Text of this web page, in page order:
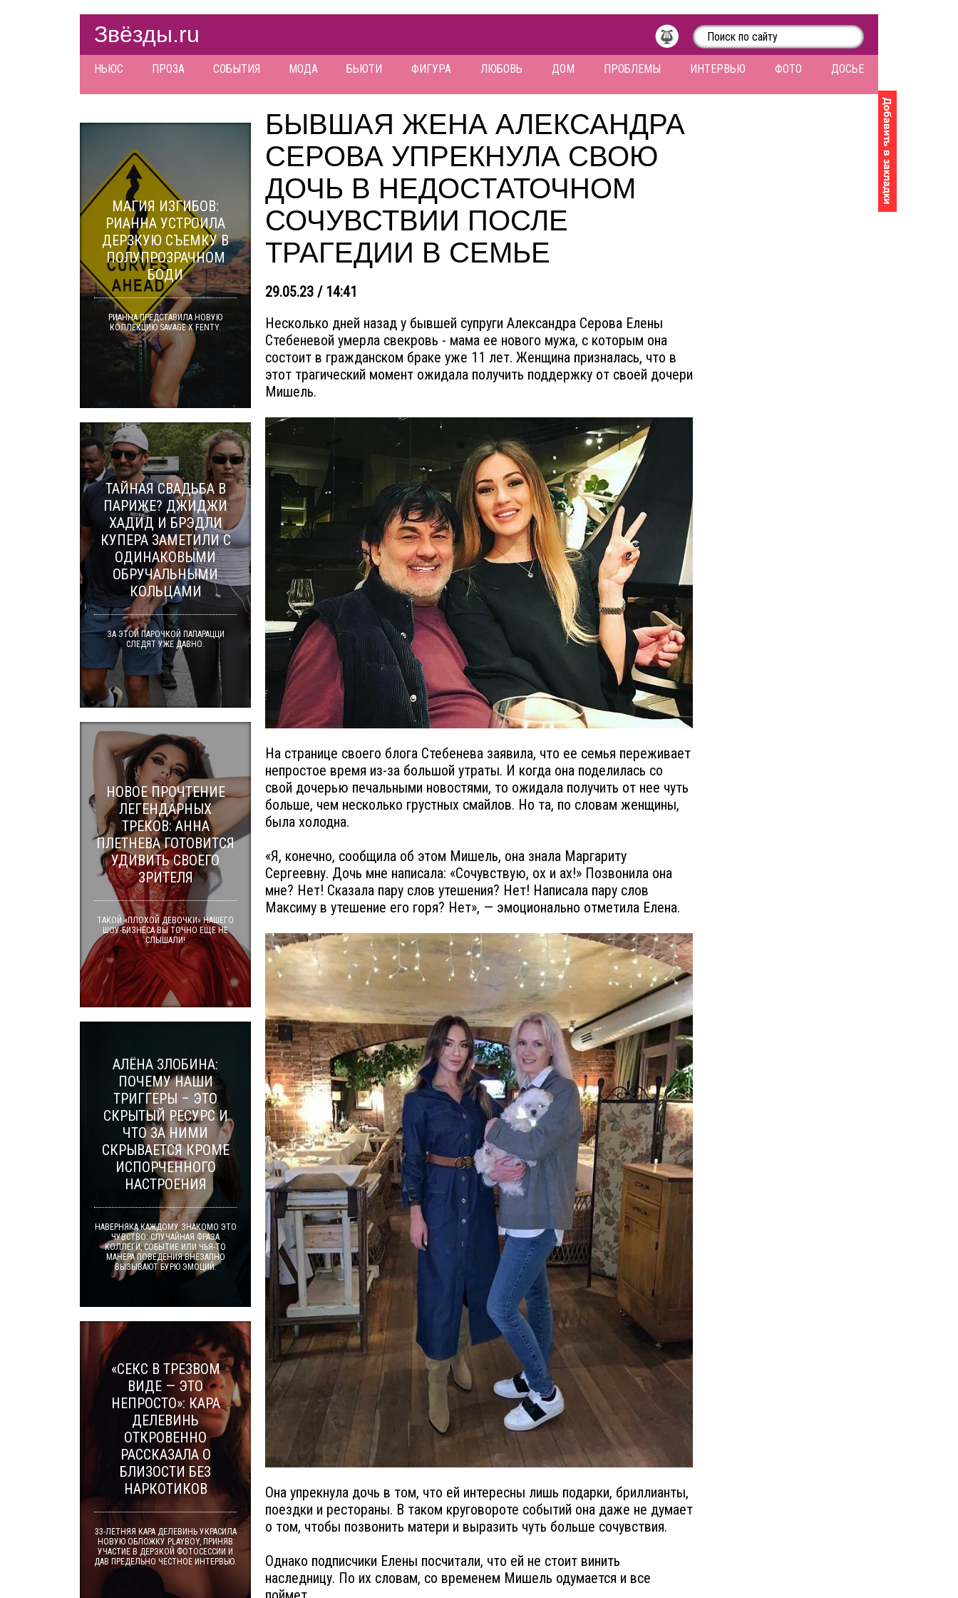
Звёзды.ru
НЬЮС ПРОЗА СОБЫТИЯ МОДА БЬЮТИ ФИГУРА ЛЮБОВЬ ДОМ ПРОБЛЕМЫ ИНТЕРВЬЮ ФОТО ДОСЬЕ
БЫВШАЯ ЖЕНА АЛЕКСАНДРА
СЕРОВА УПРЕКНУЛА СВОЮ
ДОЧЬ В НЕДОСТАТОЧНОМ
СОЧУВСТВИИ ПОСЛЕ
ТРАГЕДИИ В СЕМЬЕ
29.05.23 / 14:41
Несколько дней назад у бывшей супруги Александра Серова Елены
Стебеневой умерла свекровь - мама ее нового мужа, с которым она
состоит в гражданском браке уже 11 лет. Женщина призналась, что в
этот трагический момент ожидала получить поддержку от своей дочери
Мишель.
На странице своего блога Стебенева заявила, что ее семья переживает
непростое время из-за большой утраты. И когда она поделилась со
свой дочерью печальными новостями, то ожидала получить от нее чуть
больше, чем несколько грустных смайлов. Но та, по словам женщины,
была холодна.
«Я, конечно, сообщила об этом Мишель, она знала Маргариту
Сергеевну. Дочь мне написала: «Сочувствую, ох и ах!» Позвонила она
мне? Нет! Сказала пару слов утешения? Нет! Написала пару слов
Максиму в утешение его горя? Нет», — эмоционально отметила Елена.
Она упрекнула дочь в том, что ей интересны лишь подарки, бриллианты,
поездки и рестораны. В таком круговороте событий она даже не думает
о том, чтобы позвонить матери и выразить чуть больше сочувствия.
Однако подписчики Елены посчитали, что ей не стоит винить
наследницу. По их словам, со временем Мишель одумается и все
МАГИЯ ИЗГИБОВ:
РИАННА УСТРОИЛА
ДЕРЗКУЮ СЪЕМКУ В
ПОЛУПРОЗРАЧНОМ
БОДИ
РИАННА ПРЕДСТАВИЛА НОВУЮ
КОЛЛЕКЦИЮ SAVAGE X FENTY.
ТАЙНАЯ СВАДЬБА В
ПАРИЖЕ? ДЖИДЖИ
ХАДИД И БРЭДЛИ
КУПЕРА ЗАМЕТИЛИ С
ОДИНАКОВЫМИ
ОБРУЧАЛЬНЫМИ
КОЛЬЦАМИ
ЗА ЭТОЙ ПАРОЧКОЙ ПАПАРАЦЦИ
СЛЕДЯТ УЖЕ ДАВНО.
НОВОЕ ПРОЧТЕНИЕ
ЛЕГЕНДАРНЫХ
ТРЕКОВ: АННА
ПЛЕТНЕВА ГОТОВИТСЯ
УДИВИТЬ СВОЕГО
ЗРИТЕЛЯ
ТАКОЙ «ПЛОХОЙ ДЕВОЧКИ» НАШЕГО
ШОУ-БИЗНЕСА ВЫ ТОЧНО ЕЩЕ НЕ
СЛЫШАЛИ!
АЛЁНА ЗЛОБИНА:
ПОЧЕМУ НАШИ
ТРИГГЕРЫ – ЭТО
СКРЫТЫЙ РЕСУРС И
ЧТО ЗА НИМИ
СКРЫВАЕТСЯ КРОМЕ
ИСПОРЧЕННОГО
НАСТРОЕНИЯ
НАВЕРНЯКА КАЖДОМУ ЗНАКОМО ЭТО
ЧУВСТВО: СЛУЧАЙНАЯ ФРАЗА
КОЛЛЕГИ, СОБЫТИЕ ИЛИ ЧЬЯ-ТО
МАНЕРА ПОВЕДЕНИЯ ВНЕЗАПНО
ВЫЗЫВАЮТ БУРЮ ЭМОЦИЙ.
«СЕКС В ТРЕЗВОМ
ВИДЕ — ЭТО
НЕПРОСТО»: КАРА
ДЕЛЕВИНЬ
ОТКРОВЕННО
РАССКАЗАЛА О
БЛИЗОСТИ БЕЗ
НАРКОТИКОВ
33-ЛЕТНЯЯ КАРА ДЕЛЕВИНЬ УКРАСИЛА
НОВУЮ ОБЛОЖКУ PLAYBOY, ПРИНЯВ
УЧАСТИЕ В ДЕРЗКОЙ ФОТОСЕССИИ И
ДАВ ПРЕДЕЛЬНО ЧЕСТНОЕ ИНТЕРВЬЮ.